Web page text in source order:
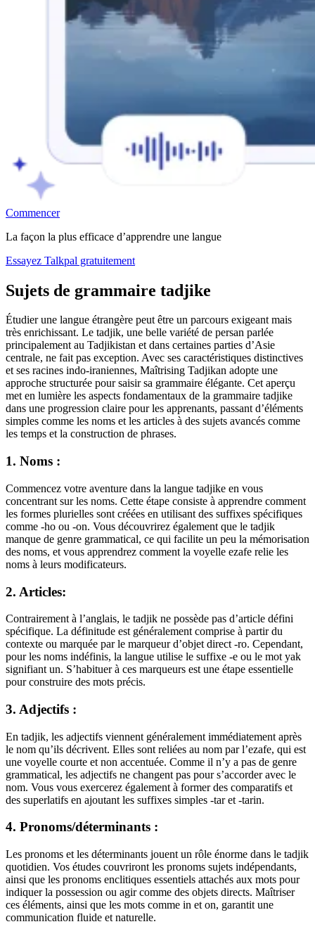
Commencer
La façon la plus efficace d’apprendre une langue
Essayez Talkpal gratuitement
Sujets de grammaire tadjike
Étudier une langue étrangère peut être un parcours exigeant mais
très enrichissant. Le tadjik, une belle variété de persan parlée
principalement au Tadjikistan et dans certaines parties d’Asie
centrale, ne fait pas exception. Avec ses caractéristiques distinctives
et ses racines indo-iraniennes, Maîtrising Tadjikan adopte une
approche structurée pour saisir sa grammaire élégante. Cet aperçu
met en lumière les aspects fondamentaux de la grammaire tadjike
dans une progression claire pour les apprenants, passant d’éléments
simples comme les noms et les articles à des sujets avancés comme
les temps et la construction de phrases.
1. Noms :
Commencez votre aventure dans la langue tadjike en vous
concentrant sur les noms. Cette étape consiste à apprendre comment
les formes plurielles sont créées en utilisant des suffixes spécifiques
comme -ho ou -on. Vous découvrirez également que le tadjik
manque de genre grammatical, ce qui facilite un peu la mémorisation
des noms, et vous apprendrez comment la voyelle ezafe relie les
noms à leurs modificateurs.
2. Articles:
Contrairement à l’anglais, le tadjik ne possède pas d’article défini
spécifique. La définitude est généralement comprise à partir du
contexte ou marquée par le marqueur d’objet direct -ro. Cependant,
pour les noms indéfinis, la langue utilise le suffixe -e ou le mot yak
signifiant un. S’habituer à ces marqueurs est une étape essentielle
pour construire des mots précis.
3. Adjectifs :
En tadjik, les adjectifs viennent généralement immédiatement après
le nom qu’ils décrivent. Elles sont reliées au nom par l’ezafe, qui est
une voyelle courte et non accentuée. Comme il n’y a pas de genre
grammatical, les adjectifs ne changent pas pour s’accorder avec le
nom. Vous vous exercerez également à former des comparatifs et
des superlatifs en ajoutant les suffixes simples -tar et -tarin.
4. Pronoms/déterminants :
Les pronoms et les déterminants jouent un rôle énorme dans le tadjik
quotidien. Vos études couvriront les pronoms sujets indépendants,
ainsi que les pronoms enclitiques essentiels attachés aux mots pour
indiquer la possession ou agir comme des objets directs. Maîtriser
ces éléments, ainsi que les mots comme in et on, garantit une
communication fluide et naturelle.